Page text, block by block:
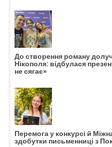
До створення роману
Нікополя: відбулася
не сягає»
Перемога у конкурсі й
здобутки письменниці з